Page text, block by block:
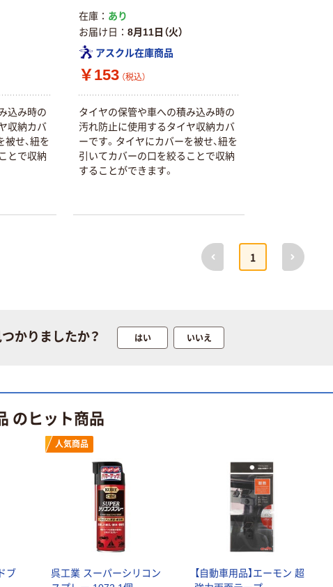
込み時の
収納カバ
せ、紐を
とで収納
在庫
あり
お届け日
8月11日（火）
アスクル在庫商品
￥153 （税込）
タイヤの保管や車への積み込み時の
汚れ防止に使用するタイヤ収納カバ
ーです。タイヤにカバーを被せ、紐を
引いてカバーの口を絞ることで収納
することができます。
前へ
1
次へ
かりましたか？ はい いいえ
のヒット商品
ブ
人気商品
呉工業 スーパーシリコン
【自動車用品】エーモン 超
アスクル はたら
く ふせん
￥386~ （税込）
本気プライス
トイレットペー
￥460~ （税込）
ルオリジナル
ナル ラミネー
サイズ
100μ（ミクロン）
￥458~
本気プライス
ペーパータオル
中判 再生紙
100％ 200枚
FSC認証 シング
ル 大王製紙共同
￥149~
￥358~
オリジナル
￥528~
オリジナル
アスクル プラス
大塚製薬工場
経口補水液 オー
エスワン（OS-1）
￥159~